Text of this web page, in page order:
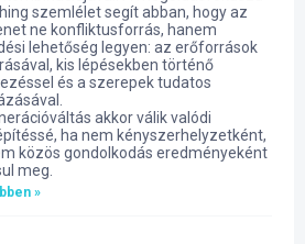
szemlélet segít abban, hogy az
ne konfliktusforrás, hanem
lehetőség legyen: az erőforrások
kis lépésekben történő
és a szerepek tudatos
akkor válik valódi
ha nem kényszerhelyzetként,
közös gondolkodás eredményeként
meg.
»